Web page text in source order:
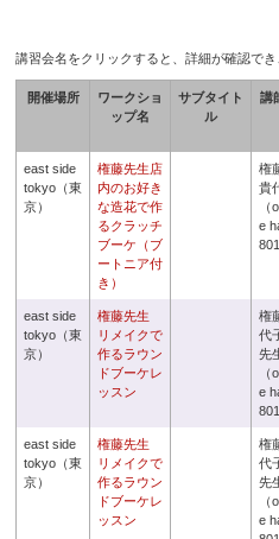
講習会名をクリックすると、詳細が確認でき
開催場所
ワークショ
ップ名
サブタイト
ル
講
east side
tokyo（東
京）
権藤先生店
内のお好き
な造花で作
るクラッチ
ブーケ（ブ
ートニア付
き）
権
貴
（
e
801
east side
tokyo（東
京）
権藤先生
リメイクで
作るラウン
ドブーケレ
ッスン
権
代
先
（
e
801
east side
tokyo（東
京）
権藤先生
リメイクで
作るラウン
ドブーケレ
ッスン
権
代
先
（
e